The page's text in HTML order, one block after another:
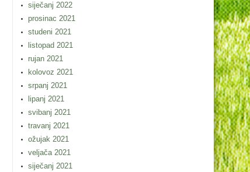
siječanj 2022
prosinac 2021
studeni 2021
listopad 2021
rujan 2021
kolovoz 2021
srpanj 2021
lipanj 2021
svibanj 2021
travanj 2021
ožujak 2021
veljača 2021
siječanj 2021